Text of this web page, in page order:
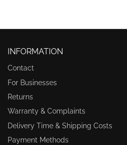
INFORMATION
Contact
For Businesses
Returns
Warranty & Complaints
Delivery Time & Shipping Costs
Payment Methods